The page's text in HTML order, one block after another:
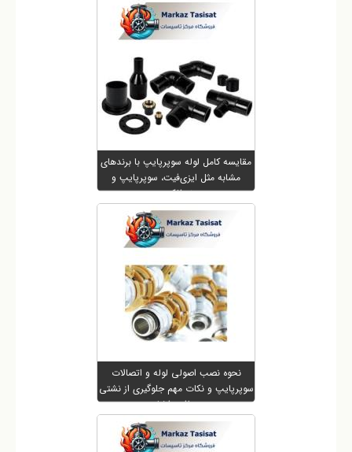
مقایسه کامل لوله سوپرپایپ با برندهای
مشابه مثل ایزی‌فیت، سوپرپایپ و
نیوفلکس
نحوه نصب اصولی لوله و اتصالات
سوپرپایپ و نکات مهم جلوگیری از نشتی
و افت فشار